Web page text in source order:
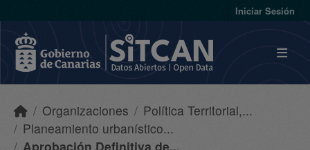
Iniciar Sesión
Organizaciones
Política Territorial,...
Planeamiento urbanístico...
Aprobación Definitiva de...